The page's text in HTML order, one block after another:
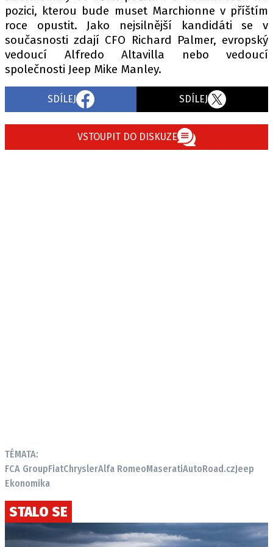
pozici, kterou bude muset Marchionne v příštím
roce opustit. Jako nejsilnější kandidáti se v
současnosti zdají CFO Richard Palmer, evropský
vedoucí Alfredo Altavilla nebo vedoucí
společnosti Jeep Mike Manley.
SDÍLEJ SDÍLEJ
VSTOUPIT DO DISKUZE
TÉMATA:
FCA GroupFiatChryslerAlfa RomeoMaseratiAutoRoad.czJeep
Ekonomika
STALO SE